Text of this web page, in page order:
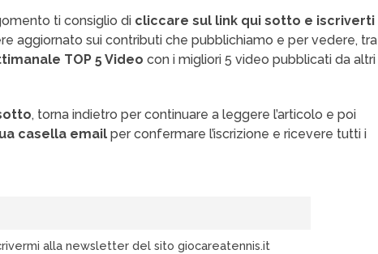
ti consiglio di cliccare sul link qui sotto e iscriverti
aggiornato sui contributi che pubblichiamo e per vedere, tra
TOP 5 Video con i migliori 5 video pubblicati da altri
, torna indietro per continuare a leggere l’articolo e poi
casella emailper confermare l’iscrizione e ricevere tutti i
alla newsletter del sito giocareatennis.it